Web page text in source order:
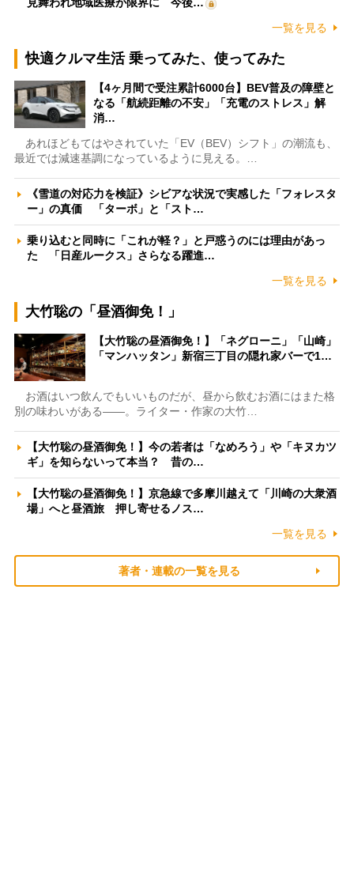
見舞われ地域医療が限界に 今後…
一覧を見る
快適クルマ生活 乗ってみた、使ってみた
【4ヶ月間で受注累計6000台】BEV普及の障壁と
なる「航続距離の不安」「充電のストレス」解
消…
あれほどもてはやされていた「EV（BEV）シフト」の潮流も、
最近では減速基調になっているように見える。…
《雪道の対応力を検証》シビアな状況で実感した「フォレスタ
ー」の真価 「ターボ」と「スト…
乗り込むと同時に「これが軽？」と戸惑うのには理由があっ
た 「日産ルークス」さらなる躍進…
一覧を見る
大竹聡の「昼酒御免！」
【大竹聡の昼酒御免！】「ネグローニ」「山崎」
「マンハッタン」新宿三丁目の隠れ家バーで1…
お酒はいつ飲んでもいいものだが、昼から飲むお酒にはまた格
別の味わいがある――。ライター・作家の大竹…
【大竹聡の昼酒御免！】今の若者は「なめろう」や「キヌカツ
ギ」を知らないって本当？ 昔の…
【大竹聡の昼酒御免！】京急線で多摩川越えて「川崎の大衆酒
場」へと昼酒旅 押し寄せるノス…
一覧を見る
著者・連載の一覧を見る